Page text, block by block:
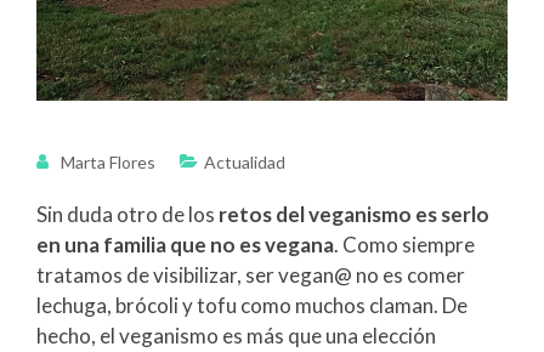
Marta Flores Actualidad
Sin duda otro de los retos del veganismo es serlo
en una familia que no es vegana. Como siempre
tratamos de visibilizar, ser vegan@ no es comer
lechuga, brócoli y tofu como muchos claman. De
hecho, el veganismo es más que una elección